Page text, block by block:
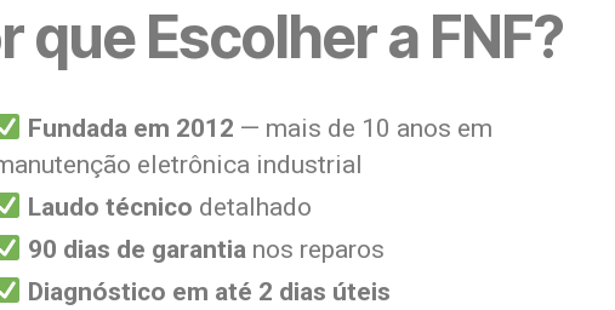
que Escolher a FNF?
Fundada em 2012 — mais de 10 anos em
eletrônica industrial
Laudo técnico detalhado
90 dias de garantianos reparos
Diagnóstico em até 2 dias úteis